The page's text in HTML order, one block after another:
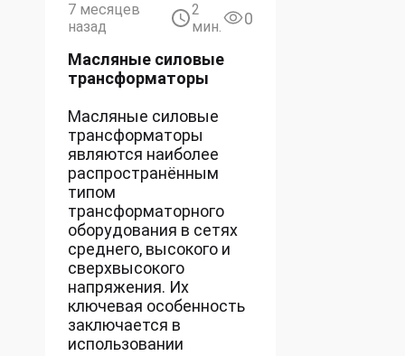
7 месяцев
назад
2
мин.
0
Масляные силовые
трансформаторы
Масляные силовые
трансформаторы
являются наиболее
распространённым
типом
трансформаторного
оборудования в сетях
среднего, высокого и
сверхвысокого
напряжения. Их
ключевая особенность
заключается в
использовании